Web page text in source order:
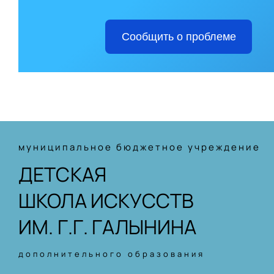
Сообщить о проблеме
муниципальное бюджетное учреждение
ДЕТСКАЯ
ШКОЛА ИСКУССТВ
ИМ. Г.Г. ГАЛЫНИНА
дополнительного образования